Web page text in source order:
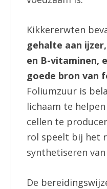
Kikkererwten
gehalte aan
en B-vitaminen,
goede bron van
Foliumzuur is
lichaam te
cellen te
rol speelt bij het
synthetiseren van
De